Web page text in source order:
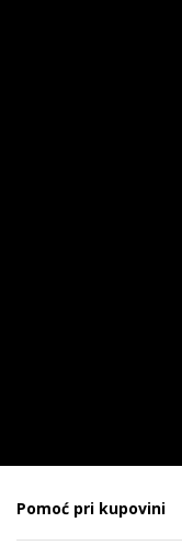
Pomoć pri kupovini